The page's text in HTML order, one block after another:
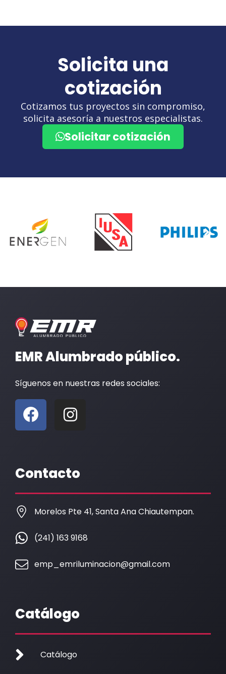
Solicita una
cotización
Cotizamos tus proyectos sin compromiso,
solicita asesoría a nuestros especialistas.
Solicitar cotización
EMR Alumbrado público.
Síguenos en nuestras redes sociales:
F
a
c
b
o
o
k
I
n
a
g
r
a
m
Contacto
Morelos Pte 41, Santa Ana Chiautempan.
(241) 163 9168
emp_emriluminacion@gmail.com
Catálogo
Catálogo